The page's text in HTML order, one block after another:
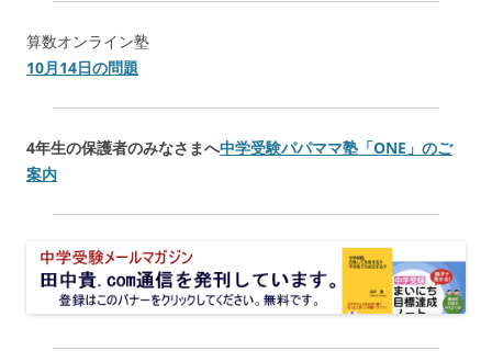
算数オンライン塾
10月14日の問題
4年生の保護者のみなさまへ中学受験パパママ塾「ONE 」のご
案内